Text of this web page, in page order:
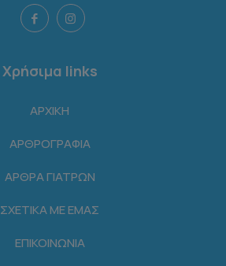
Χρήσιμα links
ΑΡΧΙΚΗ
ΑΡΘΡΟΓΡΑΦΙΑ
ΑΡΘΡΑ ΓΙΑΤΡΩΝ
ΣΧΕΤΙΚΑ ΜΕ ΕΜΑΣ
ΕΠΙΚΟΙΝΩΝΙΑ